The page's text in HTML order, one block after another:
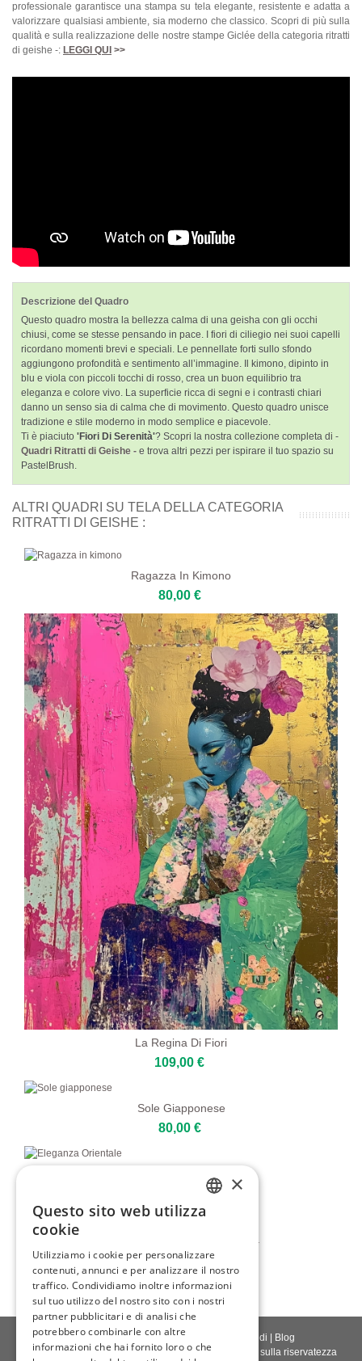
professionale garantisce una stampa su tela elegante, resistente e adatta a
valorizzare qualsiasi ambiente, sia moderno che classico. Scopri di più sulla
qualità e sulla realizzazione delle nostre stampe Giclée della categoria ritratti
di geishe -: LEGGI QUI >>
Descrizione del Quadro
Questo quadro mostra la bellezza calma di una geisha con gli occhi
chiusi, come se stesse pensando in pace. I fiori di ciliegio nei suoi capelli
ricordano momenti brevi e speciali. Le pennellate forti sullo sfondo
aggiungono profondità e sentimento all’immagine. Il kimono, dipinto in
blu e viola con piccoli tocchi di rosso, crea un buon equilibrio tra
eleganza e colore vivo. La superficie ricca di segni e i contrasti chiari
danno un senso sia di calma che di movimento. Questo quadro unisce
tradizione e stile moderno in modo semplice e piacevole.
Ti è piaciuto 'Fiori Di Serenità'? Scopri la nostra collezione completa di -
Quadri Ritratti di Geishe - e trova altri pezzi per ispirare il tuo spazio su
PastelBrush.
ALTRI QUADRI SU TELA DELLA CATEGORIA
RITRATTI DI GEISHE :
Ragazza In Kimono
80,00 €
La Regina Di Fiori
109,00 €
Sole Giapponese
80,00 €
80,00 €
Contattaci| Chi siamo|Qualità giclée Accedi | Blog
Politica di consegna |Politica di restituzione Politica sulla riservatezza
GERMAN
FRENCH
×
Questo sito web utilizza
cookie
Utilizziamo i cookie per personalizzare
contenuti, annunci e per analizzare il nostro
traffico. Condividiamo inoltre informazioni
sul tuo utilizzo del nostro sito con i nostri
partner pubblicitari e di analisi che
potrebbero combinarle con altre
informazioni che hai fornito loro o che